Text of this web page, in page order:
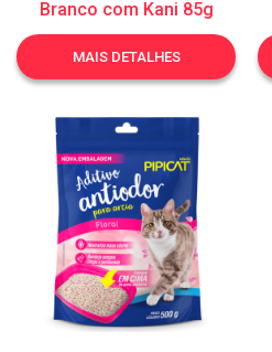
Branco com Kani 85g
MAIS DETALHES